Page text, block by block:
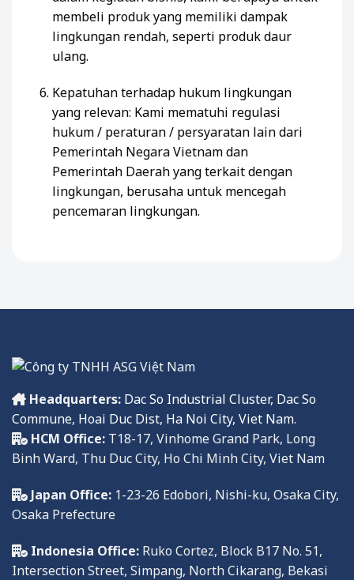
membeli produk yang memiliki dampak
lingkungan rendah, seperti produk daur
ulang.
Kepatuhan terhadap hukum lingkungan
yang relevan: Kami mematuhi regulasi
hukum / peraturan / persyaratan lain dari
Pemerintah Negara Vietnam dan
Pemerintah Daerah yang terkait dengan
lingkungan, berusaha untuk mencegah
pencemaran lingkungan.
Headquarters: Dac So Industrial Cluster, Dac So
Commune, Hoai Duc Dist, Ha Noi City, Viet Nam.
HCM Office: T18-17, Vinhome Grand Park, Long
Binh Ward, Thu Duc City, Ho Chi Minh City, Viet Nam
Japan Office: 1-23-26 Edobori, Nishi-ku, Osaka City,
Osaka Prefecture
Indonesia Office: Ruko Cortez, Block B17 No. 51,
Intersection Street, Simpang, North Cikarang, Bekasi